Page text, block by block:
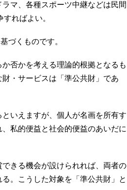
マ、各種スポーツ中継などは民間
ればよい。
づくものです。
否かを考える理論的根拠となるも
・サービスは「準公共財」であ
いえますが、個人が名画を所有す
私的便益と社会的便益のあいだに
きる機会が設けられれば、両者の
。こうした対象を「準公共財」と